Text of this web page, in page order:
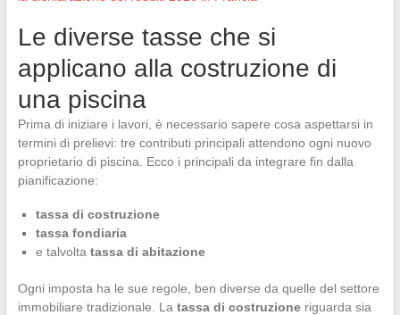
Le diverse tasse che si
applicano alla costruzione di
una piscina
Prima di iniziare i lavori, è necessario sapere cosa aspettarsi in
termini di prelievi: tre contributi principali attendono ogni nuovo
proprietario di piscina. Ecco i principali da integrare fin dalla
pianificazione:
tassa di costruzione
tassa fondiaria
e talvolta tassa di abitazione
Ogni imposta ha le sue regole, ben diverse da quelle del settore
immobiliare tradizionale. La tassa di costruzioneriguarda sia